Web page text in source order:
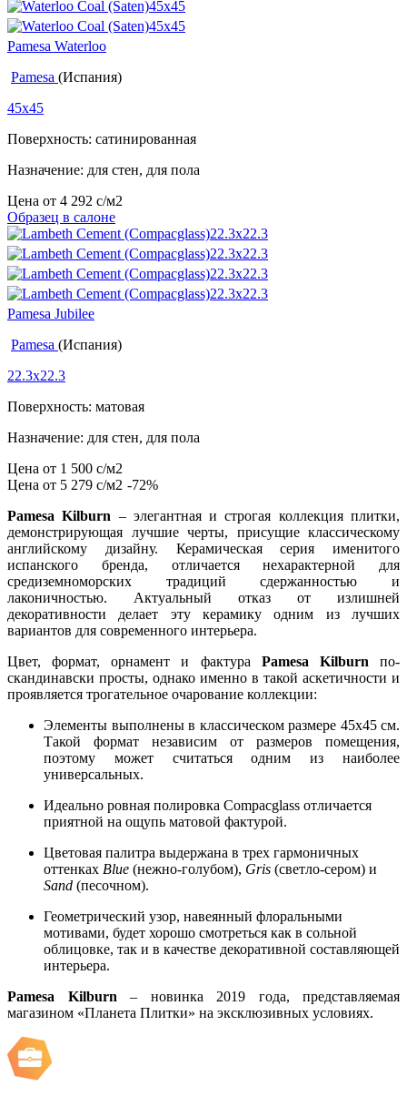
Pamesa Waterloo
Pamesa (Испания)
45x45
Поверхность: сатинированная
Назначение: для стен, для пола
Цена от 4 292 c/м2
Образец в салоне
Pamesa Jubilee
Pamesa (Испания)
22.3x22.3
Поверхность: матовая
Назначение: для стен, для пола
Цена от 1 500 c/м2
Цена от 5 279 c/м2 -72%
Pamesa Kilburn – элегантная и строгая коллекция плитки,
демонстрирующая лучшие черты, присущие классическому
английскому дизайну. Керамическая серия именитого
испанского бренда, отличается нехарактерной для
средиземноморских традиций сдержанностью и
лаконичностью. Актуальный отказ от излишней
декоративности делает эту керамику одним из лучших
вариантов для современного интерьера.
Цвет, формат, орнамент и фактура Pamesa Kilburn по-
скандинавски просты, однако именно в такой аскетичности и
проявляется трогательное очарование коллекции:
Элементы выполнены в классическом размере 45х45 см.
Такой формат независим от размеров помещения,
поэтому может считаться одним из наиболее
универсальных.
Идеально ровная полировка Compacglass отличается
приятной на ощупь матовой фактурой.
Цветовая палитра выдержана в трех гармоничных
оттенках Blue (нежно-голубом), Gris (светло-сером) и
Sand (песочном).
Геометрический узор, навеянный флоральными
мотивами, будет хорошо смотреться как в сольной
облицовке, так и в качестве декоративной составляющей
интерьера.
Pamesa Kilburn – новинка 2019 года, представляемая
магазином «Планета Плитки» на эксклюзивных условиях.